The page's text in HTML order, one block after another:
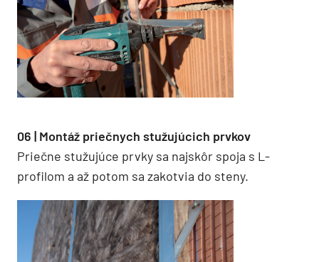
06 | Montáž priečnych stužujúcich prvkov
Priečne stužujúce prvky sa najskôr spoja s L-
profilom a až potom sa zakotvia do steny.